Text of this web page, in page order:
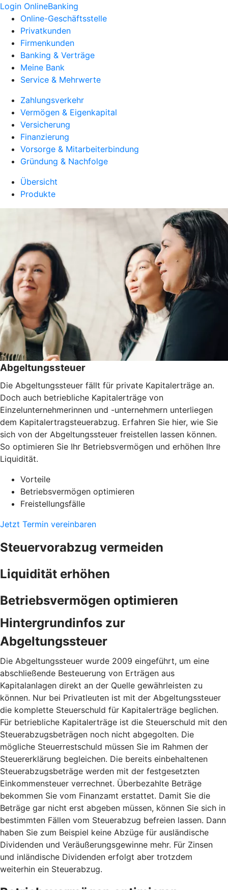
Login OnlineBanking
Online-Geschäftsstelle
Privatkunden
Firmenkunden
Banking & Verträge
Meine Bank
Service & Mehrwerte
Zahlungsverkehr
Vermögen & Eigenkapital
Versicherung
Finanzierung
Vorsorge & Mitarbeiterbindung
Gründung & Nachfolge
Übersicht
Produkte
Abgeltungssteuer
Die Abgeltungssteuer fällt für private Kapitalerträge an.
Doch auch betriebliche Kapitalerträge von
Einzelunternehmerinnen und -unternehmern unterliegen
dem Kapitalertragsteuerabzug. Erfahren Sie hier, wie Sie
sich von der Abgeltungssteuer freistellen lassen können.
So optimieren Sie Ihr Betriebsvermögen und erhöhen Ihre
Liquidität.
Vorteile
Betriebsvermögen optimieren
Freistellungsfälle
Jetzt Termin vereinbaren
Steuervorabzug vermeiden
Liquidität erhöhen
Betriebsvermögen optimieren
Hintergrundinfos zur
Abgeltungssteuer
Die Abgeltungssteuer wurde 2009 eingeführt, um eine
abschließende Besteuerung von Erträgen aus
Kapitalanlagen direkt an der Quelle gewährleisten zu
können. Nur bei Privatleuten ist mit der Abgeltungssteuer
die komplette Steuerschuld für Kapitalerträge beglichen.
Für betriebliche Kapitalerträge ist die Steuerschuld mit den
Steuerabzugsbeträgen noch nicht abgegolten. Die
mögliche Steuerrestschuld müssen Sie im Rahmen der
Steuererklärung begleichen. Die bereits einbehaltenen
Steuerabzugsbeträge werden mit der festgesetzten
Einkommensteuer verrechnet. Überbezahlte Beträge
bekommen Sie vom Finanzamt erstattet. Damit Sie die
Beträge gar nicht erst abgeben müssen, können Sie sich in
bestimmten Fällen vom Steuerabzug befreien lassen. Dann
haben Sie zum Beispiel keine Abzüge für ausländische
Dividenden und Veräußerungsgewinne mehr. Für Zinsen
und inländische Dividenden erfolgt aber trotzdem
weiterhin ein Steuerabzug.